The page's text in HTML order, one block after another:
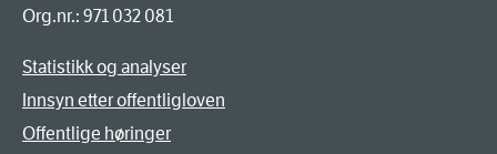
Org.nr.: 971 032 081
Statistikk og analyser
Innsyn etter offentligloven
Offentlige høringer